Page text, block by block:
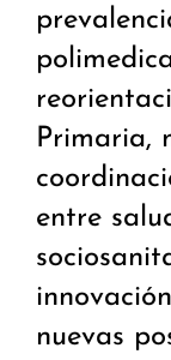
Primaria,
entre
nuevas